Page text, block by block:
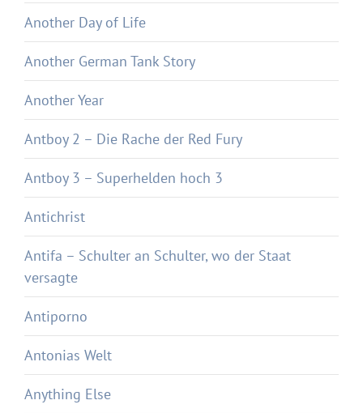
Another Day of Life
Another German Tank Story
Another Year
Antboy 2 – Die Rache der Red Fury
Antboy 3 – Superhelden hoch 3
Antichrist
Antifa – Schulter an Schulter, wo der Staat
versagte
Antiporno
Antonias Welt
Anything Else